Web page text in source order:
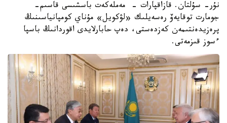
نۇر- سۇلتان. قازاقپارات - مەملەكەت باسشىسى قاسىم-
جومارت توقايەۆ رەسەيلىك «لۋكويل» مۇناي كومپانياسىنىڭ
پرەزيدەنتىمەن كەزدەستى، دەپ حابارلايدى اقوردانىڭ باسپا
ءسوز قىزمەتى.